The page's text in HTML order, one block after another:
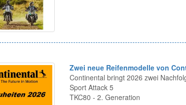
Zwei neue Reifenmodelle von
Continental bringt 2026 zwei
Sport Attack 5
TKC80 - 2. Generation